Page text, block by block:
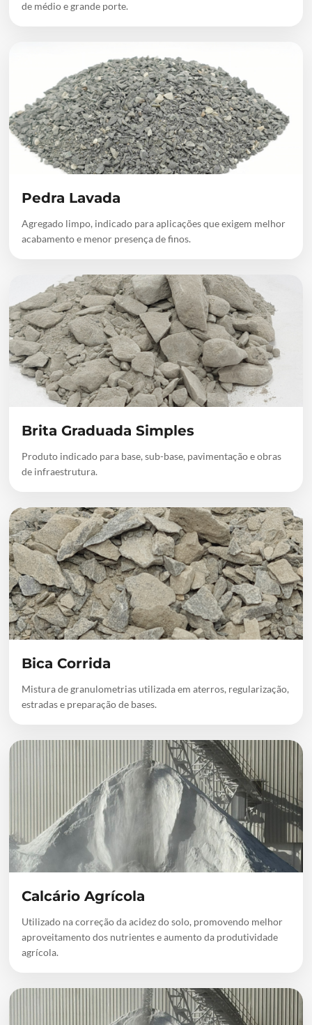
de médio e grande porte.
Pedra Lavada
Agregado limpo, indicado para aplicações que exigem melhor
acabamento e menor presença de finos.
Brita Graduada Simples
Produto indicado para base, sub-base, pavimentação e obras
de infraestrutura.
Bica Corrida
Mistura de granulometrias utilizada em aterros, regularização,
estradas e preparação de bases.
Calcário Agrícola
Utilizado na correção da acidez do solo, promovendo melhor
aproveitamento dos nutrientes e aumento da produtividade
agrícola.